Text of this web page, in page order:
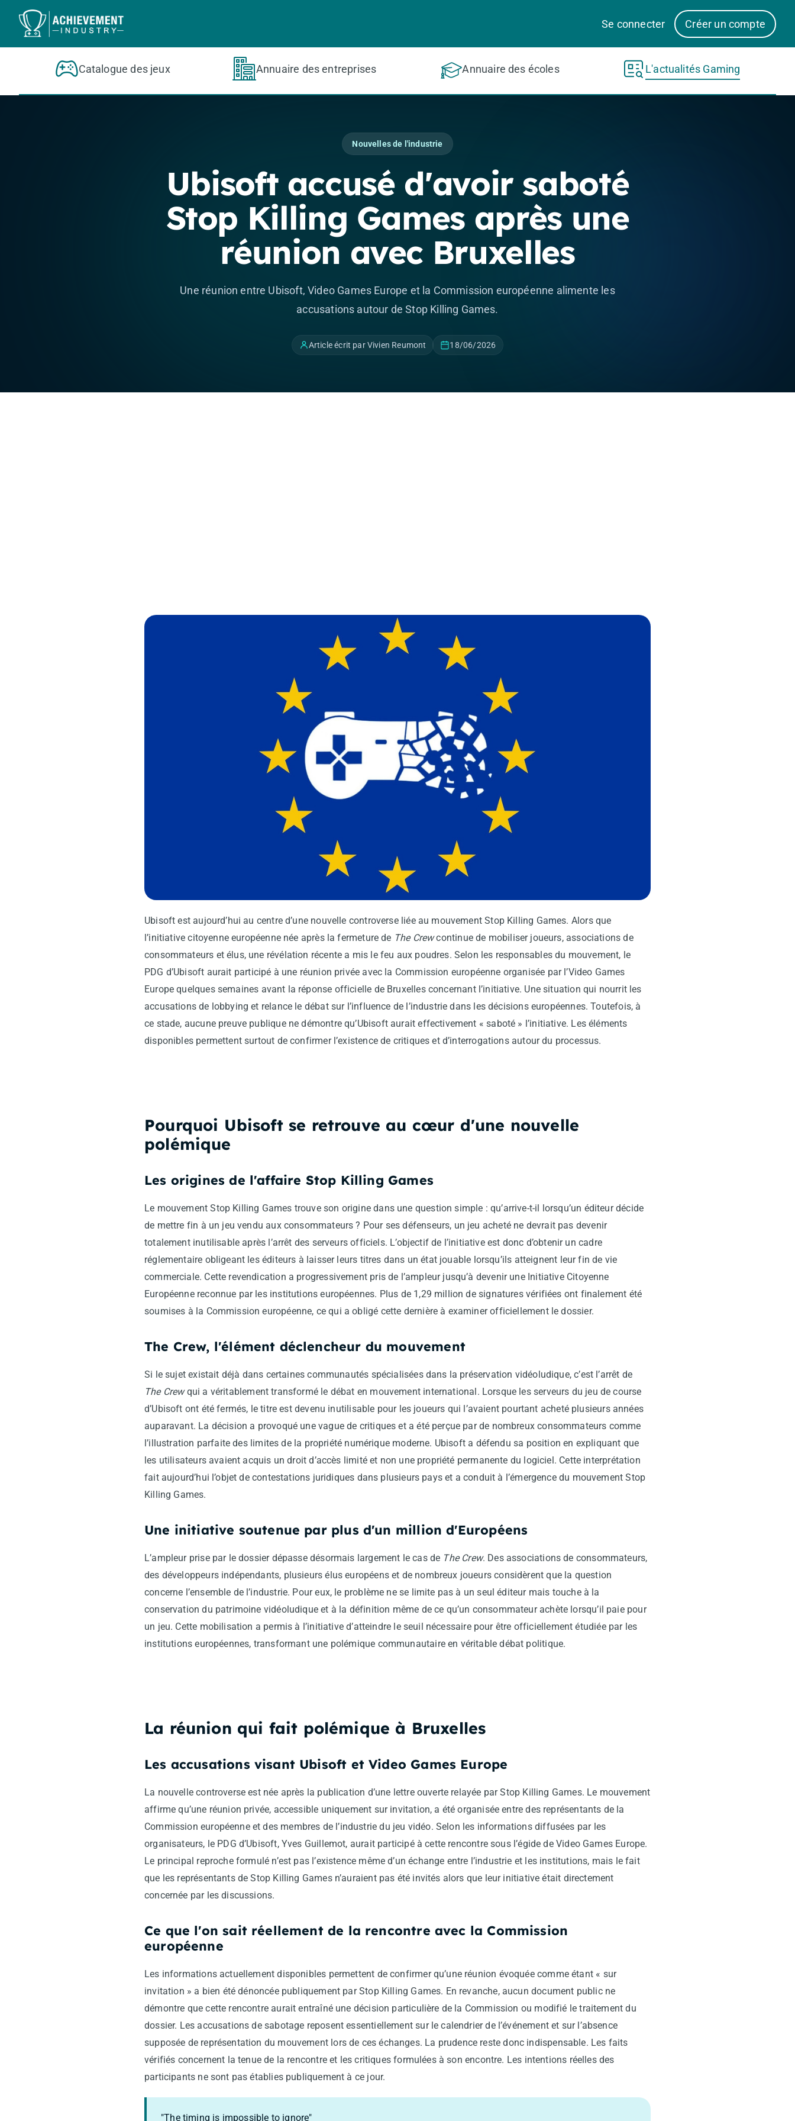
Aller au contenu principal
Se connecter
Créer un compte
Catalogue des jeux Annuaire des entreprises Annuaire des écoles L'actualités Gaming
Nouvelles de l'industrie
Ubisoft accusé d'avoir saboté
Stop Killing Games après une
réunion avec Bruxelles
Une réunion entre Ubisoft, Video Games Europe et la Commission européenne alimente les
accusations autour de Stop Killing Games.
Article écrit par Vivien Reumont 18/06/2026
Ubisoft est aujourd’hui au centre d’une nouvelle controverse liée au mouvement Stop Killing Games. Alors que
l’initiative citoyenne européenne née après la fermeture de The Crewcontinue de mobiliser joueurs, associations de
consommateurs et élus, une révélation récente a mis le feu aux poudres. Selon les responsables du mouvement, le
PDG d’Ubisoft aurait participé à une réunion privée avec la Commission européenne organisée par l’Video Games
Europe quelques semaines avant la réponse officielle de Bruxelles concernant l’initiative. Une situation qui nourrit les
accusations de lobbying et relance le débat sur l’influence de l’industrie dans les décisions européennes. Toutefois, à
ce stade, aucune preuve publique ne démontre qu’Ubisoft aurait effectivement « saboté » l’initiative. Les éléments
disponibles permettent surtout de confirmer l’existence de critiques et d’interrogations autour du processus.
Pourquoi Ubisoft se retrouve au cœur d'une nouvelle
polémique
Les origines de l'affaire Stop Killing Games
Le mouvement Stop Killing Games trouve son origine dans une question simple : qu’arrive-t-il lorsqu’un éditeur décide
de mettre fin à un jeu vendu aux consommateurs ? Pour ses défenseurs, un jeu acheté ne devrait pas devenir
totalement inutilisable après l’arrêt des serveurs officiels. L’objectif de l’initiative est donc d’obtenir un cadre
réglementaire obligeant les éditeurs à laisser leurs titres dans un état jouable lorsqu’ils atteignent leur fin de vie
commerciale. Cette revendication a progressivement pris de l’ampleur jusqu’à devenir une Initiative Citoyenne
Européenne reconnue par les institutions européennes. Plus de 1,29 million de signatures vérifiées ont finalement été
soumises à la Commission européenne, ce qui a obligé cette dernière à examiner officiellement le dossier.
The Crew, l'élément déclencheur du mouvement
Si le sujet existait déjà dans certaines communautés spécialisées dans la préservation vidéoludique, c’est l’arrêt de
The Crewqui a véritablement transformé le débat en mouvement international. Lorsque les serveurs du jeu de course
d’Ubisoft ont été fermés, le titre est devenu inutilisable pour les joueurs qui l’avaient pourtant acheté plusieurs années
auparavant. La décision a provoqué une vague de critiques et a été perçue par de nombreux consommateurs comme
l’illustration parfaite des limites de la propriété numérique moderne. Ubisoft a défendu sa position en expliquant que
les utilisateurs avaient acquis un droit d’accès limité et non une propriété permanente du logiciel. Cette interprétation
fait aujourd’hui l’objet de contestations juridiques dans plusieurs pays et a conduit à l’émergence du mouvement Stop
Killing Games.
Une initiative soutenue par plus d'un million d'Européens
L’ampleur prise par le dossier dépasse désormais largement le cas de The Crew. Des associations de consommateurs,
des développeurs indépendants, plusieurs élus européens et de nombreux joueurs considèrent que la question
concerne l’ensemble de l’industrie. Pour eux, le problème ne se limite pas à un seul éditeur mais touche à la
conservation du patrimoine vidéoludique et à la définition même de ce qu’un consommateur achète lorsqu’il paie pour
un jeu. Cette mobilisation a permis à l’initiative d’atteindre le seuil nécessaire pour être officiellement étudiée par les
institutions européennes, transformant une polémique communautaire en véritable débat politique.
La réunion qui fait polémique à Bruxelles
Les accusations visant Ubisoft et Video Games Europe
La nouvelle controverse est née après la publication d’une lettre ouverte relayée par Stop Killing Games. Le mouvement
affirme qu’une réunion privée, accessible uniquement sur invitation, a été organisée entre des représentants de la
Commission européenne et des membres de l’industrie du jeu vidéo. Selon les informations diffusées par les
organisateurs, le PDG d’Ubisoft, Yves Guillemot, aurait participé à cette rencontre sous l’égide de Video Games Europe.
Le principal reproche formulé n’est pas l’existence même d’un échange entre l’industrie et les institutions, mais le fait
que les représentants de Stop Killing Games n’auraient pas été invités alors que leur initiative était directement
concernée par les discussions.
Ce que l'on sait réellement de la rencontre avec la Commission
européenne
Les informations actuellement disponibles permettent de confirmer qu’une réunion évoquée comme étant « sur
invitation » a bien été dénoncée publiquement par Stop Killing Games. En revanche, aucun document public ne
démontre que cette rencontre aurait entraîné une décision particulière de la Commission ou modifié le traitement du
dossier. Les accusations de sabotage reposent essentiellement sur le calendrier de l’événement et sur l’absence
supposée de représentation du mouvement lors de ces échanges. La prudence reste donc indispensable. Les faits
vérifiés concernent la tenue de la rencontre et les critiques formulées à son encontre. Les intentions réelles des
participants ne sont pas établies publiquement à ce jour.
"The timing is impossible to ignore"